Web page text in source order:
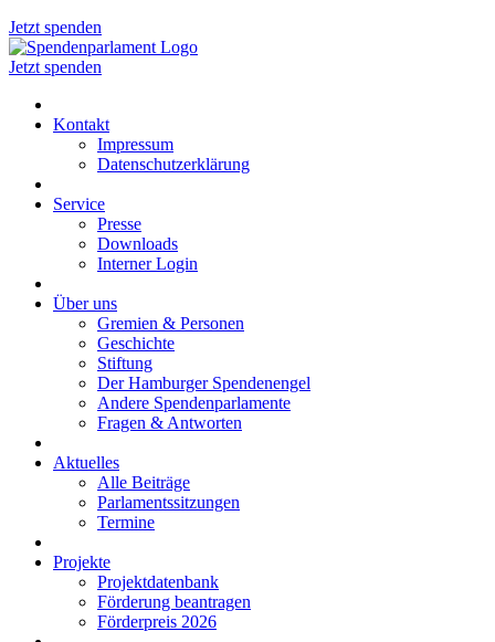
Jetzt spenden
Jetzt spenden
Kontakt
Impressum
Datenschutzerklärung
Service
Presse
Downloads
Interner Login
Über uns
Gremien & Personen
Geschichte
Stiftung
Der Hamburger Spendenengel
Andere Spendenparlamente
Fragen & Antworten
Aktuelles
Alle Beiträge
Parlamentssitzungen
Termine
Projekte
Projektdatenbank
Förderung beantragen
Förderpreis 2026